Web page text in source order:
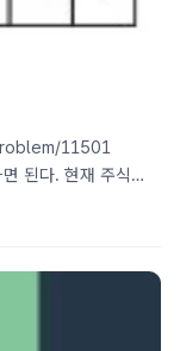
11501
된다. 현재 주식
산다 현재 주식이
주식 가격) 배열의
처럼 될 것이다. //
성 public static int